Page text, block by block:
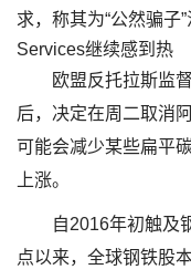
求，称其为“公然骗子
Services继续感到热
欧盟反托拉斯监
后，决定在周二取消
可能会减少某些扁平
上涨。
自2016年初触及
点以来，全球钢铁股